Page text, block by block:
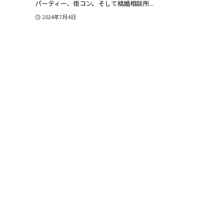
パーティー、街コン。そして結婚相談所...
2024年7月4日